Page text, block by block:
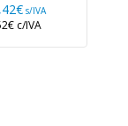
s/IVA
c/IVA